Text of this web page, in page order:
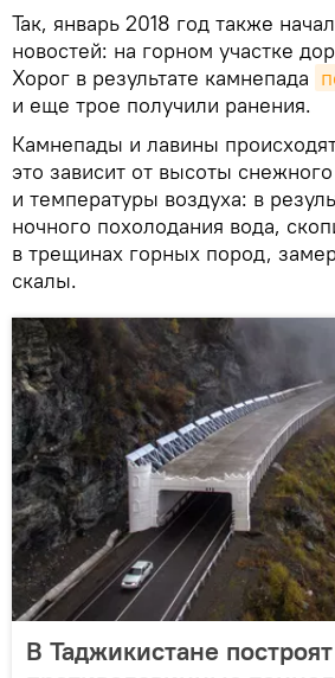
Так, январь 2018 год также
новостей: на горном участке
Хорог в результате камнепада
и еще трое получили ранения.
Камнепады и лавины
это зависит от высоты
и температуры воздуха: в
ночного похолодания вода,
в трещинах горных пород,
скалы.
В Таджикистане построят